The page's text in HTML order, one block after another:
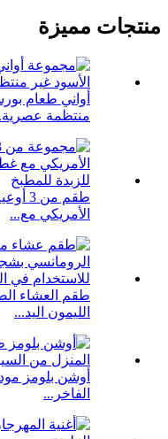
منتجات مميزة
أواني طعام
منتظمة
طقم
الأمريكي مع...
طقم العشاء
الليمون اليد...
أوشن بلومز
الفاخر...